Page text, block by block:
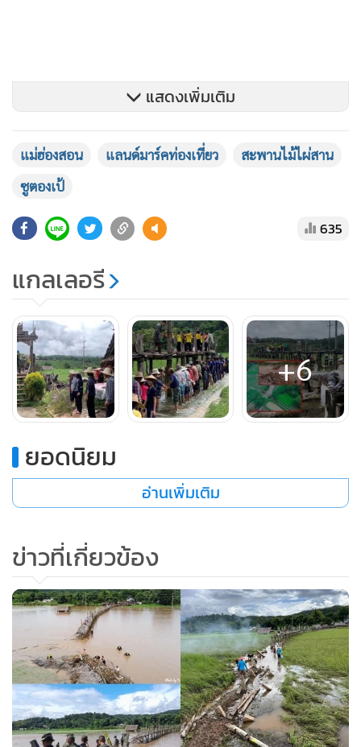
หลังเกิดเหตุ ทุกฝ่ายได้ประชุมร่วมกันและลงความเห็นว่าควรจะมี
การรื้อครั้งใหญ่และทำสะพานซูตองเป้ขึ้นใหม่ให้แข็งแรงคงทน
กว่าเดิม แต่ต้องยึดตามรูปแบบโครงสร้างที่เป็นเอกลักษณ์เดิมไว้
โดยประเมินงบในการซ่อมแซมไว้ราว 1,500,000 บาท
ซึ่งคณะกรรมการและทางวัดฯ ได้บอกบุญไปยังศรัทธาสาธุชน
ในวันที่ 24 กันยายนที่จะถึงนี้อีกทางหนึ่ง ล่าสุดมียอดการบริจาค
มาจากทั่วประเทศได้แล้วกว่า 900,000 บาท และหากรวมยอด
การจัดตั้งผ้าป่าสามัคคีคาดว่าจะสามารถระดมยอดบริจาคได้ตาม
แสดงเพิ่มเติม
แม่ฮ่องสอน แลนด์มาร์คท่องเที่ยว
สะพานไม้ไผ่สาน
ซูตองเป้
635
แกลเลอรี
+6
ยอดนิยม
อ่านเพิ่มเติม
ข่าวที่เกี่ยวข้อง